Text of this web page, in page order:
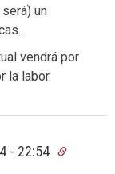
un
vendrá por
la labor.
- 22:54